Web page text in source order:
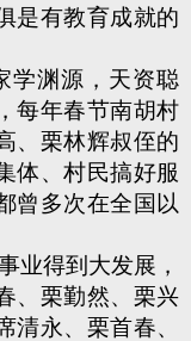
是有教育成就的
学渊源，天资聪
每年春节南胡村
、栗林辉叔侄的
体、村民搞好服
曾多次在全国以
业得到大发展，
、栗勤然、栗兴
清永、栗首春、